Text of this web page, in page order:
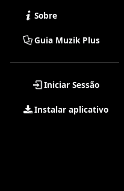
Sobre
Guia Muzik Plus
Iniciar Sessão
Instalar aplicativo